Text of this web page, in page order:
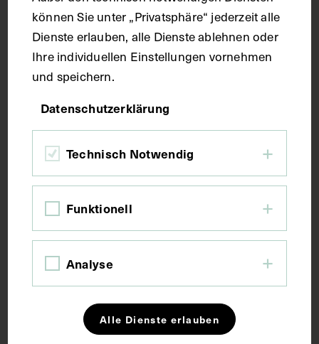
Technik
Druck
Maße
Bildmaß 24,5 x 16 cm
Auszug aus: Galerie hervorragender Ärzte und
Naturforscher, in: Beilage zur Münchener
können Sie unter „Privatsphäre“ jederzeit alle
Dienste erlauben, alle Dienste ablehnen oder
Ihre individuellen Einstellungen vornehmen
und speichern.
Datenschutzerklärung
Technisch Notwendig
Funktionell
Analyse
Alle Dienste erlauben